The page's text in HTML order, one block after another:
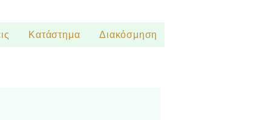
Κατάστημα Διακόσμηση